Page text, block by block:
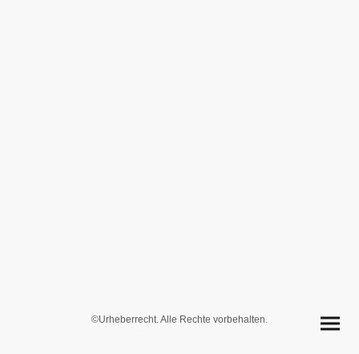
©Urheberrecht. Alle Rechte vorbehalten.